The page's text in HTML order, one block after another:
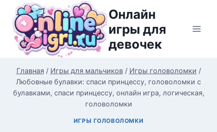
Перейти
содержимому
Онлайн
игры для
девочек
Главная / Игры для мальчиков / Игры головоломки /
Любовные булавки: спаси принцессу, головоломки с
булавками, спаси принцессу, онлайн игра, логическая,
головоломки
ИГРЫ ГОЛОВОЛОМКИ